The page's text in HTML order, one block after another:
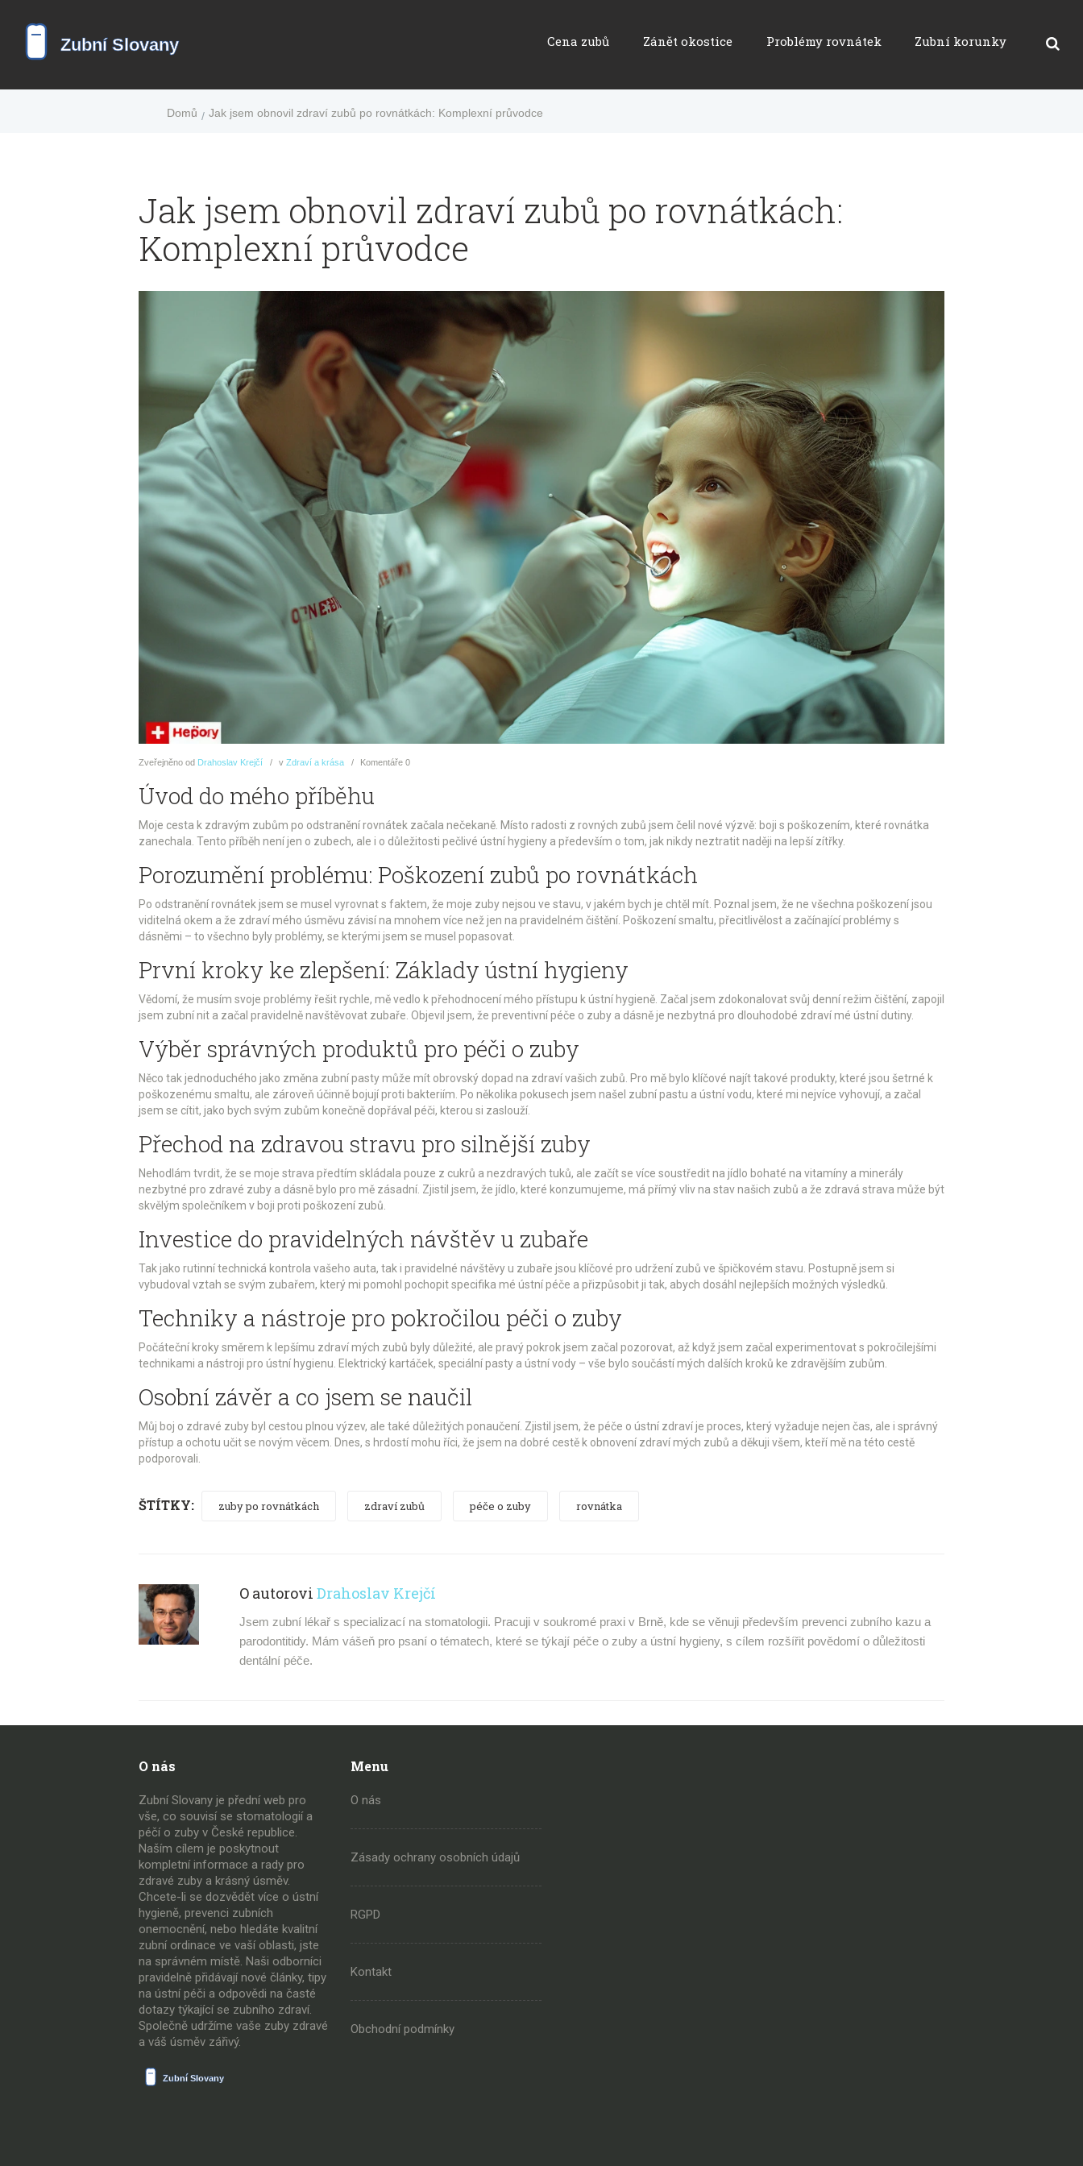
Cena zubů Zánět okostice Problémy rovnátek Zubní korunky
Domů Jak jsem obnovil zdraví zubů po rovnátkách: Komplexní průvodce
Jak jsem obnovil zdraví zubů po rovnátkách:
Komplexní průvodce
Zveřejněno od Drahoslav Krejčí v Zdraví a krása Komentáře 0
Úvod do mého příběhu
Moje cesta k zdravým zubům po odstranění rovnátek začala nečekaně. Místo radosti z rovných zubů jsem čelil nové výzvě: boji s poškozením, které rovnátka
zanechala. Tento příběh není jen o zubech, ale i o důležitosti pečlivé ústní hygieny a především o tom, jak nikdy neztratit naději na lepší zítřky.
Porozumění problému: Poškození zubů po rovnátkách
Po odstranění rovnátek jsem se musel vyrovnat s faktem, že moje zuby nejsou ve stavu, v jakém bych je chtěl mít. Poznal jsem, že ne všechna poškození jsou
viditelná okem a že zdraví mého úsměvu závisí na mnohem více než jen na pravidelném čištění. Poškození smaltu, přecitlivělost a začínající problémy s
dásněmi – to všechno byly problémy, se kterými jsem se musel popasovat.
První kroky ke zlepšení: Základy ústní hygieny
Vědomí, že musím svoje problémy řešit rychle, mě vedlo k přehodnocení mého přístupu k ústní hygieně. Začal jsem zdokonalovat svůj denní režim čištění, zapojil
jsem zubní nit a začal pravidelně navštěvovat zubaře. Objevil jsem, že preventivní péče o zuby a dásně je nezbytná pro dlouhodobé zdraví mé ústní dutiny.
Výběr správných produktů pro péči o zuby
Něco tak jednoduchého jako změna zubní pasty může mít obrovský dopad na zdraví vašich zubů. Pro mě bylo klíčové najít takové produkty, které jsou šetrné k
poškozenému smaltu, ale zároveň účinně bojují proti bakteriím. Po několika pokusech jsem našel zubní pastu a ústní vodu, které mi nejvíce vyhovují, a začal
jsem se cítit, jako bych svým zubům konečně dopřával péči, kterou si zaslouží.
Přechod na zdravou stravu pro silnější zuby
Nehodlám tvrdit, že se moje strava předtím skládala pouze z cukrů a nezdravých tuků, ale začít se více soustředit na jídlo bohaté na vitamíny a minerály
nezbytné pro zdravé zuby a dásně bylo pro mě zásadní. Zjistil jsem, že jídlo, které konzumujeme, má přímý vliv na stav našich zubů a že zdravá strava může být
skvělým společníkem v boji proti poškození zubů.
Investice do pravidelných návštěv u zubaře
Tak jako rutinní technická kontrola vašeho auta, tak i pravidelné návštěvy u zubaře jsou klíčové pro udržení zubů ve špičkovém stavu. Postupně jsem si
vybudoval vztah se svým zubařem, který mi pomohl pochopit specifika mé ústní péče a přizpůsobit ji tak, abych dosáhl nejlepších možných výsledků.
Techniky a nástroje pro pokročilou péči o zuby
Počáteční kroky směrem k lepšímu zdraví mých zubů byly důležité, ale pravý pokrok jsem začal pozorovat, až když jsem začal experimentovat s pokročilejšími
technikami a nástroji pro ústní hygienu. Elektrický kartáček, speciální pasty a ústní vody – vše bylo součástí mých dalších kroků ke zdravějším zubům.
Osobní závěr a co jsem se naučil
Můj boj o zdravé zuby byl cestou plnou výzev, ale také důležitých ponaučení. Zjistil jsem, že péče o ústní zdraví je proces, který vyžaduje nejen čas, ale i správný
přístup a ochotu učit se novým věcem. Dnes, s hrdostí mohu říci, že jsem na dobré cestě k obnovení zdraví mých zubů a děkuji všem, kteří mě na této cestě
podporovali.
ŠTÍTKY: zuby po rovnátkách zdraví zubů péče o zuby rovnátka
O autorovi Drahoslav Krejčí
Jsem zubní lékař s specializací na stomatologii. Pracuji v soukromé praxi v Brně, kde se věnuji především prevenci zubního kazu a
parodontitidy. Mám vášeň pro psaní o tématech, které se týkají péče o zuby a ústní hygieny, s cílem rozšířit povědomí o důležitosti
dentální péče.
O nás
Zubní Slovany je přední web pro
vše, co souvisí se stomatologií a
péčí o zuby v České republice.
Naším cílem je poskytnout
kompletní informace a rady pro
zdravé zuby a krásný úsměv.
Chcete-li se dozvědět více o ústní
hygieně, prevenci zubních
onemocnění, nebo hledáte kvalitní
zubní ordinace ve vaší oblasti, jste
na správném místě. Naši odborníci
pravidelně přidávají nové články, tipy
na ústní péči a odpovědi na časté
dotazy týkající se zubního zdraví.
Společně udržíme vaše zuby zdravé
a váš úsměv zářivý.
Menu
O nás
Zásady ochrany osobních údajů
RGPD
Kontakt
Obchodní podmínky